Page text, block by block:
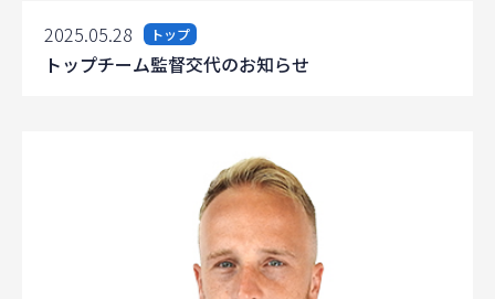
2025.05.28 トップ
トップチーム監督交代のお知らせ